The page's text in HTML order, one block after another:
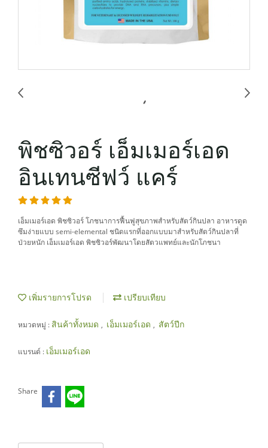
พิชซิวอร์ เอ็มเมอร์เอด
อินเทนซีฟว์ แคร์
เอ็มเมอร์เอด พิชซิวอร์ โภชนาการฟื้นฟูสุขภาพสำหรับสัตว์กินปลา อาหารดูด
ซึมง่ายแบบ semi-elemental ชนิดแรกที่ออกแบบมาสำหรับสัตว์กินปลาที่
ป่วยหนัก เอ็มเมอร์เอด พิชซิวอร์พัฒนาโดยสัตวแพทย์และนักโภชนา
เพิ่มรายการโปรด เปรียบเทียบ
หมวดหมู่ : สินค้าทั้งหมด , เอ็มเมอร์เอด , สัตว์ปีก
แบรนด์ : เอ็มเมอร์เอด
Share